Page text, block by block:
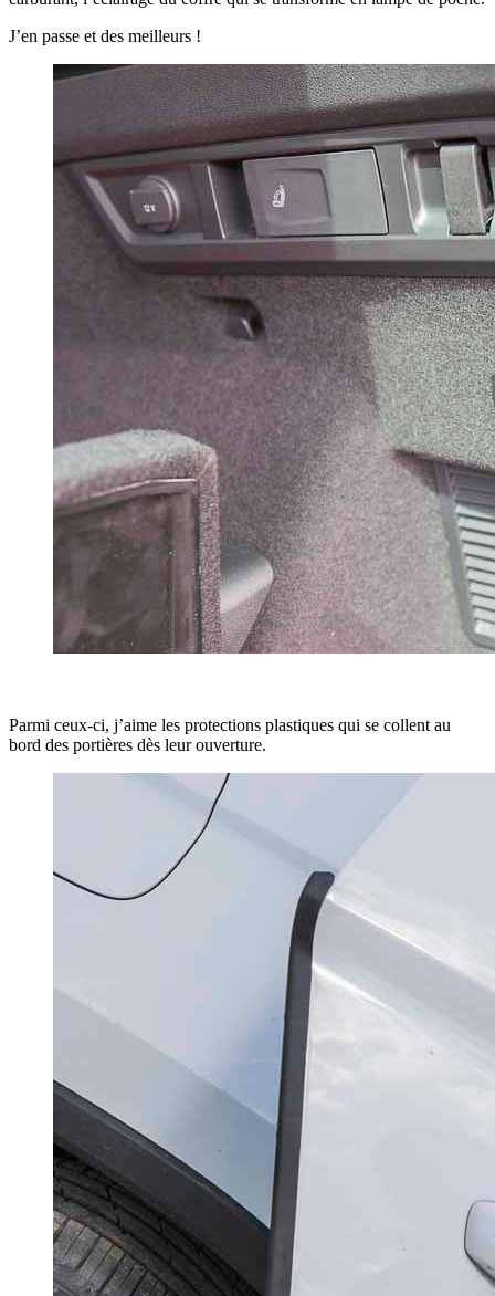
J’en passe et des meilleurs !
Parmi ceux-ci, j’aime les protections plastiques qui se collent au
bord des portières dès leur ouverture.